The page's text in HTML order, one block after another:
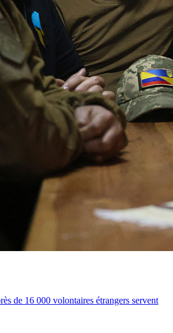
de 16 000 volontaires étrangers servent